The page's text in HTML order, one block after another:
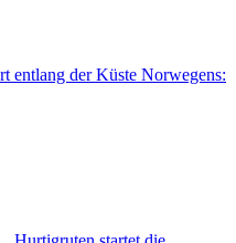
entlang der Küste Norwegens: